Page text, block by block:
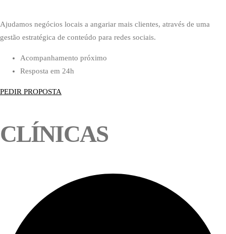
Ajudamos negócios locais a angariar mais clientes, através de uma
gestão estratégica de conteúdo para redes sociais.
Acompanhamento próximo
Resposta em 24h
PEDIR PROPOSTA
CLÍNICAS